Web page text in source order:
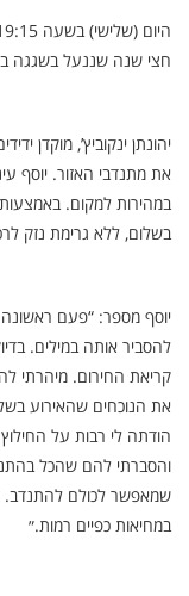
היום (שלישי) בשעה 19:15 התקבלה
חצי שנה שננעל בשגגה
יהונתן ינקוביץ’, מוקדן
את מתנדבי האזור. יוסף
במהירות למקום. באמצעות
בשלום, ללא גרימת נזק
יוסף מספר: “פעם
להסביר אותה במילים.
קריאת החירום. מיהרתי
את הנוכחים שהאירוע
הודתה לי רבות על
והסברתי להם שהכל
שמאפשר לכולם להתנדב.
במחיאות כפיים רמות.״